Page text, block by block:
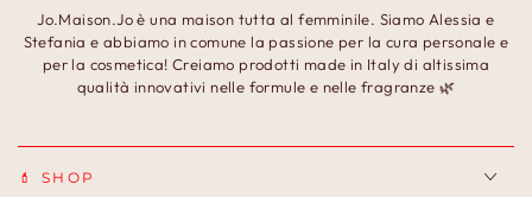
Jo.Maison.Jo è una maison tutta al femminile. Siamo Alessia e
Stefania e abbiamo in comune la passione per la cura personale e
per la cosmetica! Creiamo prodotti made in Italy di altissima
qualità innovativi nelle formule e nelle fragranze 🌿
💄 SHOP